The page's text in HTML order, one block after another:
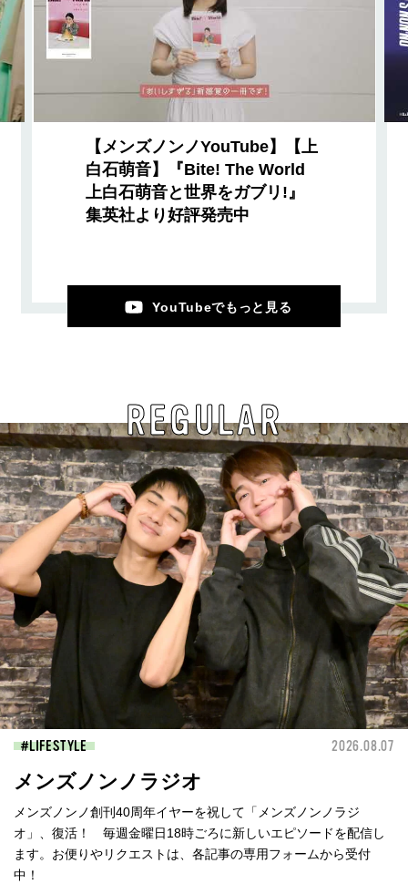
【メンズノンノYouTube】【上
白石萌音】『Bite! The World
上白石萌音と世界をガブリ!』
集英社より好評発売中
YouTubeでもっと見る
REGULAR
LIFESTYLE 2026.08.07
メンズノンノラジオ
メンズノンノ創刊40周年イヤーを祝して「メンズノンノラジ
オ」、復活！ 毎週金曜日18時ごろに新しいエピソードを配信し
ます。お便りやリクエストは、各記事の専用フォームから受付
中！